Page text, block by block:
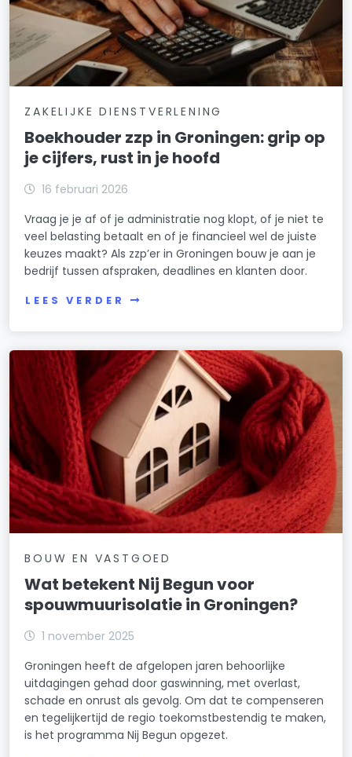
ZAKELIJKE DIENSTVERLENING
Boekhouder zzp in Groningen: grip op
je cijfers, rust in je hoofd
16 februari 2026
Vraag je je af of je administratie nog klopt, of je niet te
veel belasting betaalt en of je financieel wel de juiste
keuzes maakt? Als zzp’er in Groningen bouw je aan je
bedrijf tussen afspraken, deadlines en klanten door.
LEES VERDER
BOUW EN VASTGOED
Wat betekent Nij Begun voor
spouwmuurisolatie in Groningen?
1 november 2025
Groningen heeft de afgelopen jaren behoorlijke
uitdagingen gehad door gaswinning, met overlast,
schade en onrust als gevolg. Om dat te compenseren
en tegelijkertijd de regio toekomstbestendig te maken,
is het programma Nij Begun opgezet.